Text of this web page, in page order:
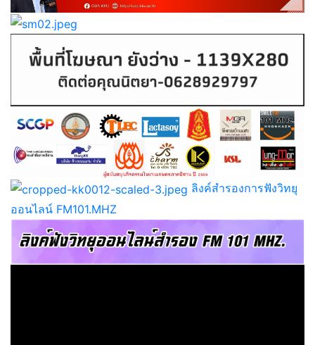
ลิงค์สำรองการฟังวิทยุ
ออนไลน์ FM101.MHZ